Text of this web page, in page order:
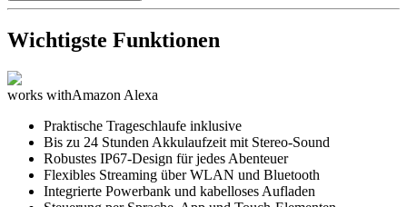
Wichtigste Funktionen
works withAmazon Alexa
Praktische Trageschlaufe inklusive
Bis zu 24 Stunden Akkulaufzeit mit Stereo-Sound
Robustes IP67-Design für jedes Abenteuer
Flexibles Streaming über WLAN und Bluetooth
Integrierte Powerbank und kabelloses Aufladen